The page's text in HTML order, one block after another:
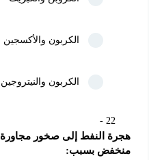
الكربون والأكسجين
الكربون والنيتروجين
22
منخفض بسبب: